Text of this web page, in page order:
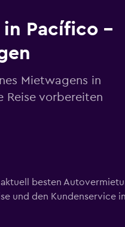
Pacífico –
Mietwagens in
Reise vorbereiten
besten
und den Kundenservice